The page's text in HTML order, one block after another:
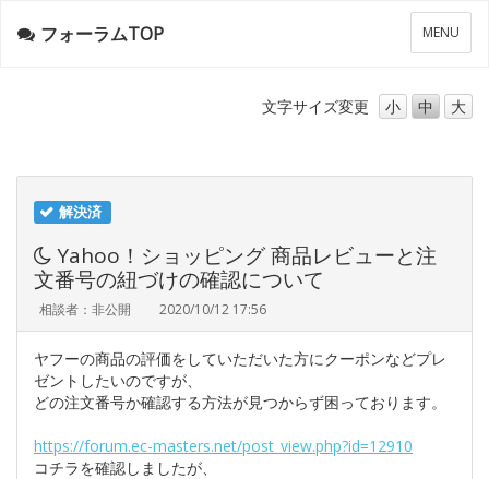
メ
ニ
ー
MENU
フォーラムTOP
文字サイズ変更 小 中 大
解決済
Yahoo！ショッピング 商品レビューと注
文番号の紐づけの確認について
相談者：非公開 2020/10/12 17:56
ヤフーの商品の評価をしていただいた方にクーポンなどプレ
ゼントしたいのですが、
どの注文番号か確認する方法が見つからず困っております。
https://forum.ec-masters.net/post_view.php?id=12910
コチラを確認しましたが、